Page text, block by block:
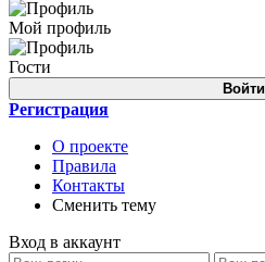
Мой профиль
Гости
Войти
Регистрация
О проекте
Правила
Контакты
Сменить тему
Вход в аккаунт